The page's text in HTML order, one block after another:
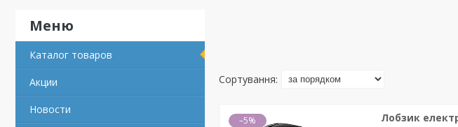
Каталог товаров
Акции
Новости
–5% Лобзик